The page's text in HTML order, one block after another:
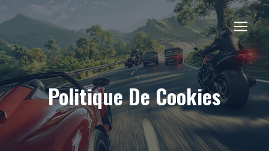
au
contenu
Politique De Cookies